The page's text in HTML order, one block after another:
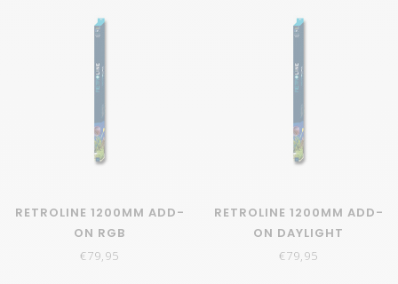
RETROLINE 1200MM ADD-
ON RGB
€79,95
RETROLINE 1200MM ADD-
ON DAYLIGHT
€79,95